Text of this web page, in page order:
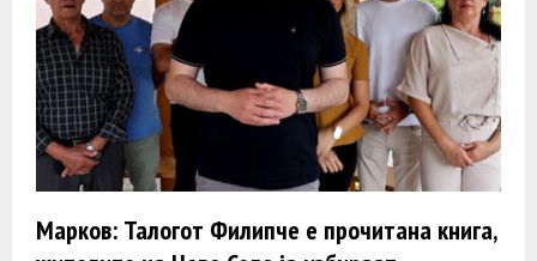
Марков: Талогот Филипче е прочитана книга,